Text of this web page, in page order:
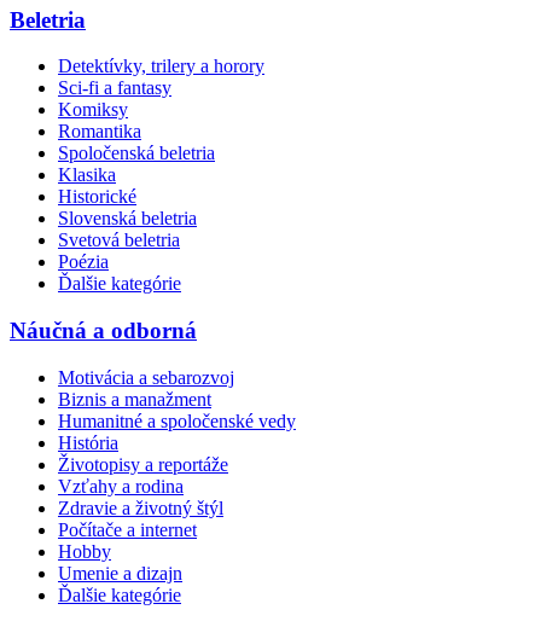
Beletria
Detektívky, trilery a horory
Sci-fi a fantasy
Komiksy
Romantika
Spoločenská beletria
Klasika
Historické
Slovenská beletria
Svetová beletria
Poézia
Ďalšie kategórie
Náučná a odborná
Motivácia a sebarozvoj
Biznis a manažment
Humanitné a spoločenské vedy
História
Životopisy a reportáže
Vzťahy a rodina
Zdravie a životný štýl
Počítače a internet
Hobby
Umenie a dizajn
Ďalšie kategórie